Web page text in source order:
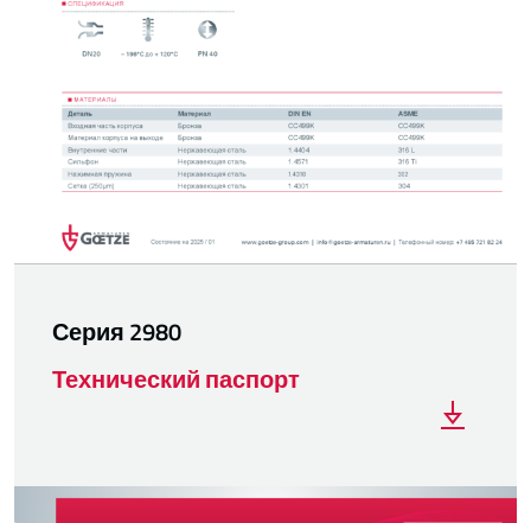
Серия 2980
Технический паспорт